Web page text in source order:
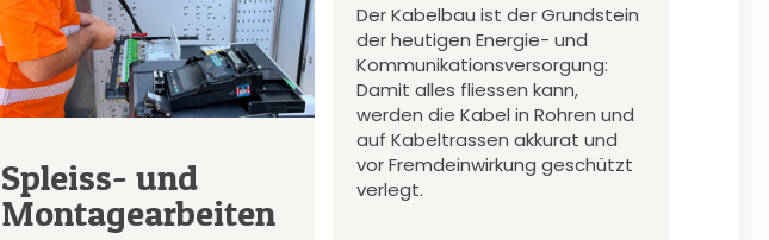
Spleiss- und
Montagearbeiten
Der Kabelbau ist der Grundstein
der heutigen Energie- und
Kommunikationsversorgung:
Damit alles fliessen kann,
werden die Kabel in Rohren und
auf Kabeltrassen akkurat und
vor Fremdeinwirkung geschützt
verlegt.